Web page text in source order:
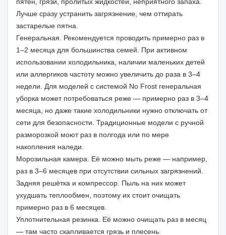
Лучше сразу устранить загрязнение, чем оттирать
застарелые пятна.
Генеральная. Рекомендуется проводить примерно раз в
1–2 месяца для большинства семей. При активном
использовании холодильника, наличии маленьких детей
или аллергиков частоту можно увеличить до раза в 3–4
недели. Для моделей с системой No Frost генеральная
уборка может потребоваться реже — примерно раз в 3–4
месяца, но даже такие холодильники нужно отключать от
сети для безопасности. Традиционные модели с ручной
разморозкой моют раз в полгода или по мере
накопления наледи.
Морозильная камера. Её можно мыть реже — например,
раз в 3–6 месяцев при отсутствии сильных загрязнений.
Задняя решётка и компрессор. Пыль на них может
ухудшать теплообмен, поэтому их стоит очищать
примерно раз в 6 месяцев.
Уплотнительная резинка. Её можно очищать раз в месяц
— там часто скапливается грязь и плесень.